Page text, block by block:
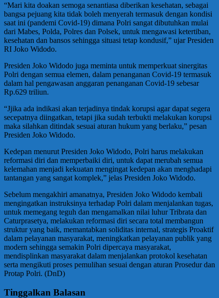
“Mari kita doakan semoga senantiasa diberikan kesehatan, sebagai
bangsa pejuang kita tidak boleh menyerah termasuk dengan kondisi
saat ini (pandemi Covid-19) dimana Polri sangat dibutuhkan mulai
dari Mabes, Polda, Polres dan Polsek, untuk mengawasi ketertiban,
kesehatan dan bansos sehingga situasi tetap kondusif,” ujar Presiden
RI Joko Widodo.
Presiden Joko Widodo juga meminta untuk memperkuat sinergitas
Polri dengan semua elemen, dalam penanganan Covid-19 termasuk
dalam hal pengawasan anggaran penanganan Covid-19 sebesar
Rp.629 triliun.
“Jjika ada indikasi akan terjadinya tindak korupsi agar dapat segera
secepatnya diingatkan, tetapi jika sudah terbukti melakukan korupsi
maka silahkan ditindak sesuai aturan hukum yang berlaku,” pesan
Presiden Joko Widodo.
Kedepan menurut Presiden Joko Widodo, Polri harus melakukan
reformasi diri dan memperbaiki diri, untuk dapat merubah semua
kelemahan menjadi kekuatan mengingat kedepan akan menghadapi
tantangan yang sangat komplek,” jelas Presiden Joko Widodo.
Sebelum mengakhiri amanatnya, Presiden Joko Widodo kembali
mengingatkan instruksinya terhadap Polri dalam menjalankan tugas,
untuk memegang teguh dan mengamalkan nilai luhur Tribrata dan
Caturprasetya, melakukan reformasi diri secara total membangun
struktur yang baik, memantabkan soliditas internal, strategis Proaktif
dalam pelayanan masyarakat, meningkatkan pelayanan publik yang
modern sehingga semakin Polri dipercaya masyarakat,
mendisplinkan masyarakat dalam menjalankan protokol kesehatan
serta mengikuti proses pemulihan sesuai dengan aturan Prosedur dan
Protap Polri. (DnD)
Tinggalkan Balasan